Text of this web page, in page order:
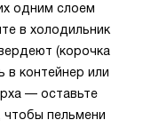
одним слоем
в холодильник
(корочка
в контейнер или
— оставьте
чтобы пельмени